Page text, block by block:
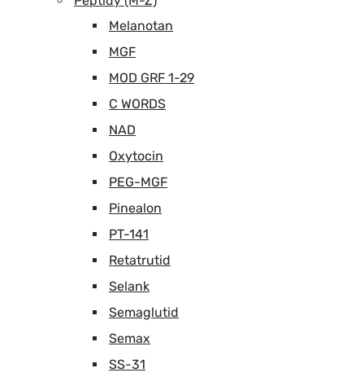
Melanotan
MGF
MOD GRF 1-29
C WORDS
NAD
Oxytocin
PEG-MGF
Pinealon
PT-141
Retatrutid
Selank
Semaglutid
Semax
SS-31